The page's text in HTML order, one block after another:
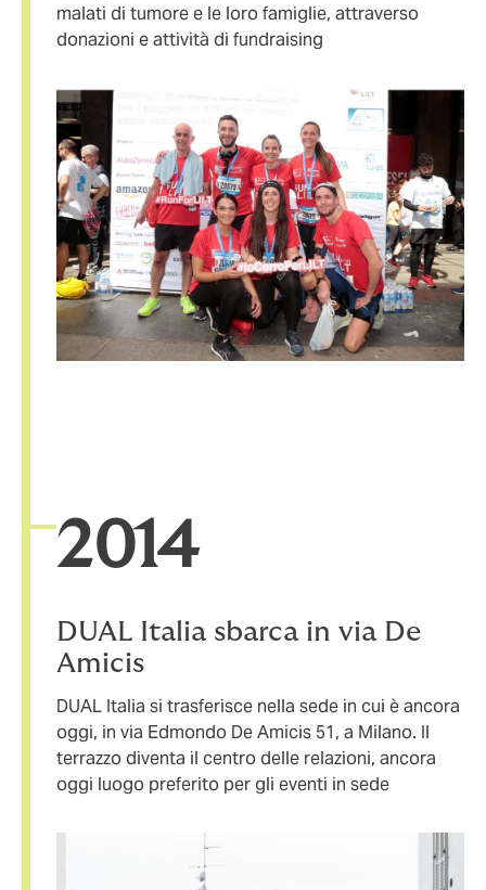
malati di tumore e le loro famiglie, attraverso
donazioni e attività di fundraising
2014
DUAL Italia sbarca in via De
Amicis
DUAL Italia si trasferisce nella sede in cui è ancora
oggi, in via Edmondo De Amicis 51, a Milano. Il
terrazzo diventa il centro delle relazioni, ancora
oggi luogo preferito per gli eventi in sede